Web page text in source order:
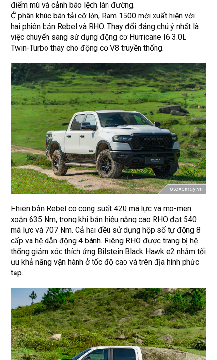
điểm mù và cảnh báo lệch làn đường.
Ở phân khúc bán tải cỡ lớn, Ram 1500 mới xuất hiện với
hai phiên bản Rebel và RHO. Thay đổi đáng chú ý nhất là
việc chuyển sang sử dụng động cơ Hurricane I6 3.0L
Twin-Turbo thay cho động cơ V8 truyền thống.
Phiên bản Rebel có công suất 420 mã lực và mô-men
xoắn 635 Nm, trong khi bản hiệu năng cao RHO đạt 540
mã lực và 707 Nm. Cả hai đều sử dụng hộp số tự động 8
cấp và hệ dẫn động 4 bánh. Riêng RHO được trang bị hệ
thống giảm xóc thích ứng Bilstein Black Hawk e2 nhằm tối
ưu khả năng vận hành ở tốc độ cao và trên địa hình phức
tạp.